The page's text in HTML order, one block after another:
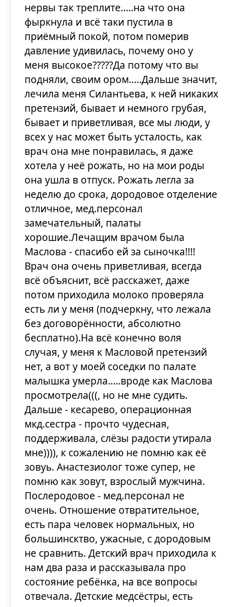
нервы так треплите.....на что она
фыркнула и всё таки пустила в
приёмный покой, потом померив
давление удивилась, почему оно у
меня высокое?????Да потому что вы
подняли, своим ором.....Дальше значит,
лечила меня Силантьева, к ней никаких
претензий, бывает и немного грубая,
бывает и приветливая, все мы люди, у
всех у нас может быть усталость, как
врач она мне понравилась, я даже
хотела у неё рожать, но на мои роды
она ушла в отпуск. Рожать легла за
неделю до срока, дородовое отделение
отличное, мед.персонал
замечательный, палаты
хорошие.Лечащим врачом была
Маслова - спасибо ей за сыночка!!!!
Врач она очень приветливая, всегда
всё объяснит, всё расскажет, даже
потом приходила молоко проверяла
есть ли у меня (подчеркну, что лежала
без договорённости, абсолютно
бесплатно).На всё конечно воля
случая, у меня к Масловой претензий
нет, а вот у моей соседки по палате
малышка умерла.....вроде как Маслова
просмотрела(((, но не мне судить.
Дальше - кесарево, операционная
мкд.сестра - прочто чудесная,
поддерживала, слёзы радости утирала
мне)))), к сожалению не помню как её
зовуь. Анастезиолог тоже супер, не
помню как зовут, взрослый мужчина.
Послеродовое - мед.персонал не
очень. Отношение отвратительное,
есть пара человек нормальных, но
большинсктво, ужасные, с дородовым
не сравнить. Детский врач приходила к
нам два раза и рассказывала про
состояние ребёнка, на все вопросы
отвечала. Детские медсёстры, есть